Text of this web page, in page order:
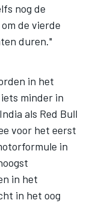
nog de
de vierde
duren."
in het
minder in
als Red Bull
voor het eerst
in
in het
in het oog